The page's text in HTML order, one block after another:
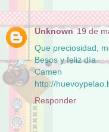
Unknown 19 de
Que preciosidad,
Besos y feliz día.
Camen
http://
Responder